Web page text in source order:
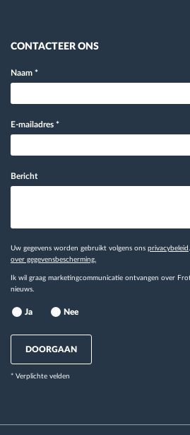
CONTACTEER ONS
Naam *
E-mailadres *
Bericht
Uw gegevens worden gebruikt volgens ons privacybeleid
over gegevensbescherming.
Ik wil graag marketingcommunicatie ontvangen over
nieuws.
Ja Nee
DOORGAAN
* Verplichte velden